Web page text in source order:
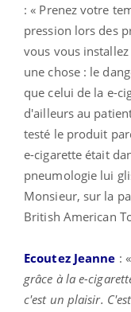
: « Prenez votre
pression lors des
vous vous
une chose : le
que celui de la e-
d'ailleurs au
testé le produit
e-cigarette était
pneumologie lui
Monsieur, sur la
British American
Ecoutez Jeanne : «
grâce à la e-
c'est un plaisir.